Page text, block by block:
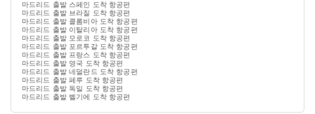
마드리드 출발 스페인 도착 항공편
마드리드 출발 브라질 도착 항공편
마드리드 출발 콜롬비아 도착 항공편
마드리드 출발 이탈리아 도착 항공편
마드리드 출발 모로코 도착 항공편
마드리드 출발 포르투갈 도착 항공편
마드리드 출발 프랑스 도착 항공편
마드리드 출발 영국 도착 항공편
마드리드 출발 네덜란드 도착 항공편
마드리드 출발 페루 도착 항공편
마드리드 출발 독일 도착 항공편
마드리드 출발 벨기에 도착 항공편